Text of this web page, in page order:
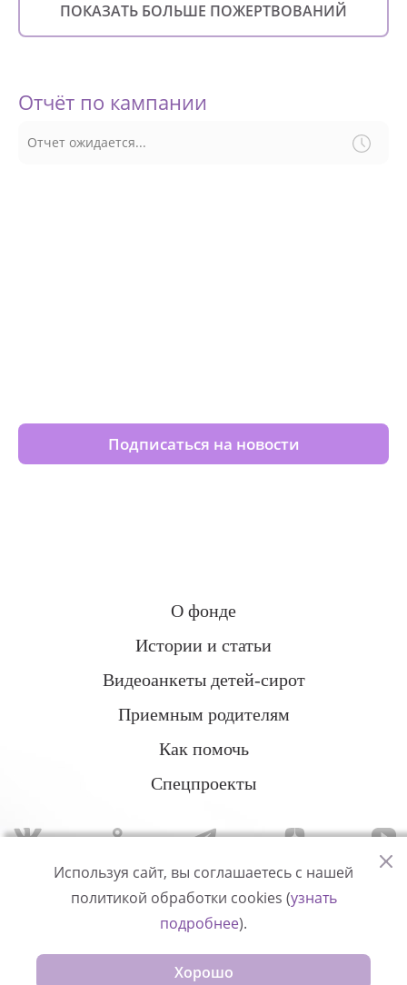
ПОКАЗАТЬ БОЛЬШЕ ПОЖЕРТВОВАНИЙ
Отчёт по кампании
Отчет ожидается...
Подписаться на новости
О фонде
Истории и статьи
Видеоанкеты детей-сирот
Приемным родителям
Как помочь
Спецпроекты
Политика конфиденциальности
© Измени одну жизнь
Используя сайт, вы соглашаетесь с нашей
политикой обработки cookies (узнать
подробнее).
Хорошо